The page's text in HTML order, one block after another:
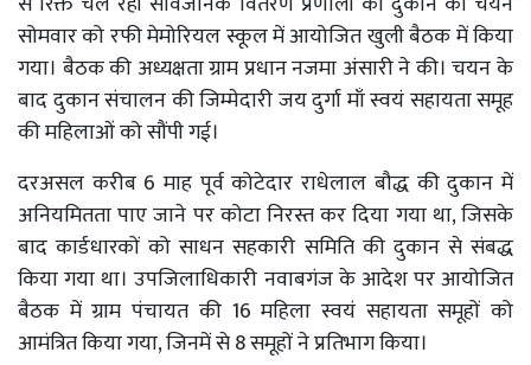
सोमवार को रफी मेमोरियल स्कूल में आयोजित खुली बैठक में किया
गया। बैठक की अध्यक्षता ग्राम प्रधान नजमा अंसारी ने की। चयन के
बाद दुकान संचालन की जिम्मेदारी जय दुर्गा माँ स्वयं सहायता समूह
की महिलाओं को सौंपी गई।
दरअसल करीब 6 माह पूर्व कोटेदार राधेलाल बौद्ध की दुकान में
अनियमितता पाए जाने पर कोटा निरस्त कर दिया गया था, जिसके
बाद कार्डधारकों को साधन सहकारी समिति की दुकान से संबद्ध
किया गया था। उपजिलाधिकारी नवाबगंज के आदेश पर आयोजित
बैठक में ग्राम पंचायत की 16 महिला स्वयं सहायता समूहों को
आमंत्रित किया गया, जिनमें से 8 समूहों ने प्रतिभाग किया।